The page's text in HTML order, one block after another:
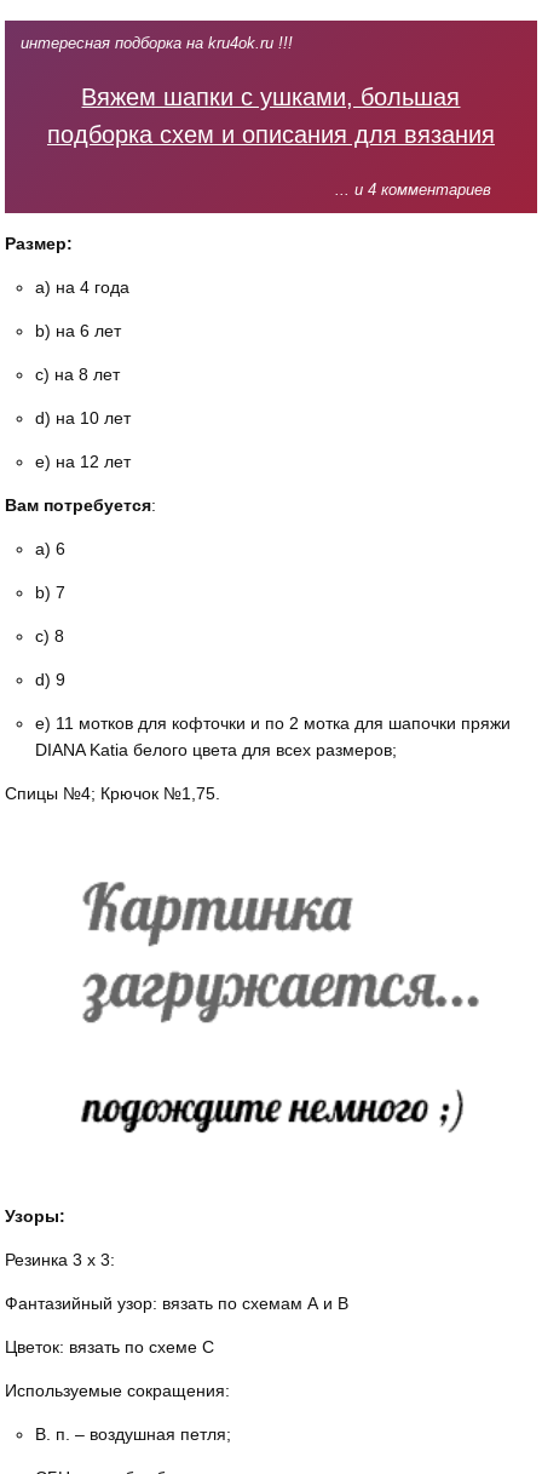
интересная подборка на kru4ok.ru !!!
Вяжем шапки с ушками, большая
подборка схем и описания для вязания
... и 4 комментариев
Размер:
а) на 4 года
b) на 6 лет
с) на 8 лет
d) на 10 лет
е) на 12 лет
Вам потребуется:
а) 6
b) 7
с) 8
d) 9
е) 11 мотков для кофточки и по 2 мотка для шапочки пряжи
DIANA Katia белого цвета для всех размеров;
Спицы №4; Крючок №1,75.
Узоры:
Резинка 3 х 3:
Фантазийный узор: вязать по схемам А и В
Цветок: вязать по схеме С
Используемые сокращения:
В. п. – воздушная петля;